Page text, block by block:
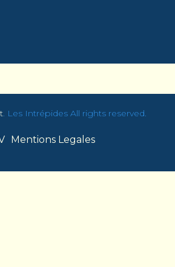
. Les Intrépides All rights reserved.
Mentions Legales